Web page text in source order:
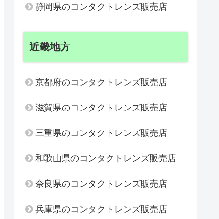
静岡県のコンタクトレンズ販売店
近畿地方
京都府のコンタクトレンズ販売店
滋賀県のコンタクトレンズ販売店
三重県のコンタクトレンズ販売店
和歌山県のコンタクトレンズ販売店
奈良県のコンタクトレンズ販売店
兵庫県のコンタクトレンズ販売店